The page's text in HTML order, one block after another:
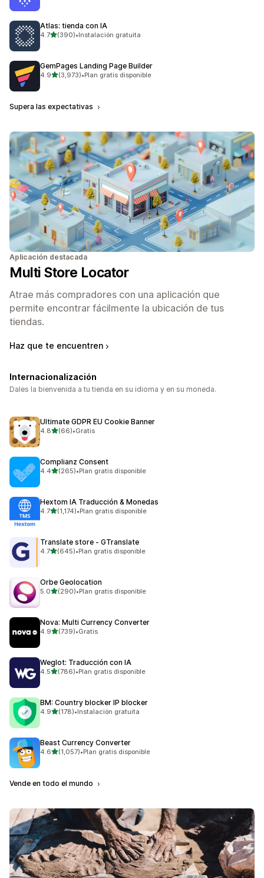
Atlas: tienda con IA
4.7de 5 estrellas
(390)
390 reseñas en total
•Instalación gratuita
GemPages Landing Page Builder
4.9de 5 estrellas
(3,973)
3973 reseñas en total
•Plan gratis disponible
Supera las expectativas
Aplicación destacada
Multi Store Locator
Atrae más compradores con una aplicación que
permite encontrar fácilmente la ubicación de tus
tiendas.
Haz que te encuentren
Internacionalización
Dales la bienvenida a tu tienda en su idioma y en su moneda.
Ultimate GDPR EU Cookie Banner
4.8de 5 estrellas
(66)
66 reseñas en total
•Gratis
Complianz Consent
4.4de 5 estrellas
(265)
265 reseñas en total
•Plan gratis disponible
Hextom IA Traducción & Monedas
4.7de 5 estrellas
(1,174)
1174 reseñas en total
•Plan gratis disponible
Translate store ‑ GTranslate
4.7de 5 estrellas
(645)
645 reseñas en total
•Plan gratis disponible
Orbe Geolocation
5.0de 5 estrellas
(290)
290 reseñas en total
•Plan gratis disponible
Nova: Multi Currency Converter
4.9de 5 estrellas
(739)
739 reseñas en total
•Gratis
Weglot: Traducción con IA
4.5de 5 estrellas
(786)
786 reseñas en total
•Plan gratis disponible
BM: Country blocker IP blocker
4.9de 5 estrellas
(178)
178 reseñas en total
•Instalación gratuita
Beast Currency Converter
4.6de 5 estrellas
(1,057)
1057 reseñas en total
•Plan gratis disponible
Vende en todo el mundo